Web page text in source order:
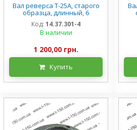
Вал реверса Т-25А, старого
образца, длинный, 6
шлицов, А25.37.045/14.37.301-
4
Код: 14.37.301-4
В наличии
1 200,00 грн.
Купить